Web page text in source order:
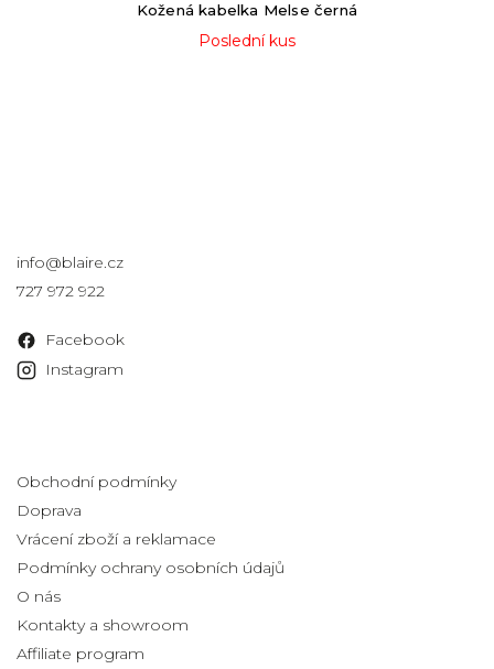
Kožená kabelka Melse černá
Poslední kus
info@blaire.cz
727 972 922
Facebook
Instagram
Obchodní podmínky
Doprava
Vrácení zboží a reklamace
Podmínky ochrany osobních údajů
O nás
Kontakty a showroom
Affiliate program